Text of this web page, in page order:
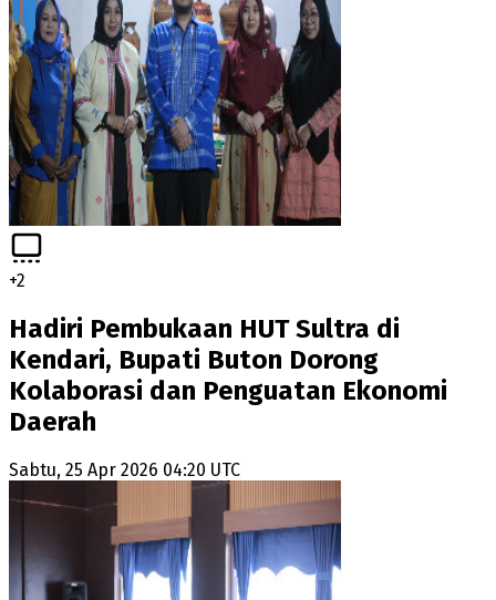
+2
Hadiri Pembukaan HUT Sultra di
Kendari, Bupati Buton Dorong
Kolaborasi dan Penguatan Ekonomi
Daerah
Sabtu, 25 Apr 2026 04:20 UTC